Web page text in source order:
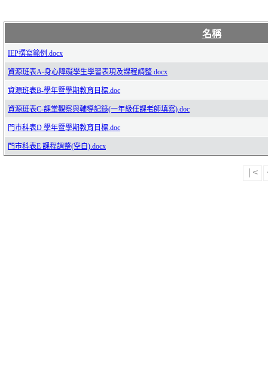
名稱
IEP撰寫範例.docx
資源班表A-身心障礙學生學習表現及課程調整.docx
資源班表B-學年暨學期教育目標.doc
資源班表C-課堂觀察與輔導記錄(一年級任課老師填寫).doc
門市科表D 學年暨學期教育目標.doc
門市科表E 課程調整(空白).docx
|<